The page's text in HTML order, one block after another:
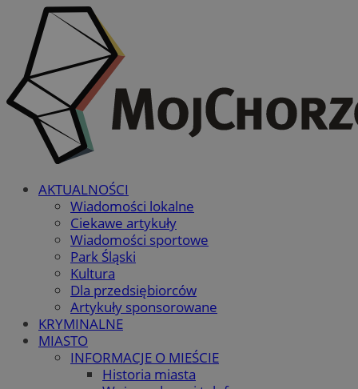
AKTUALNOŚCI
Wiadomości lokalne
Ciekawe artykuły
Wiadomości sportowe
Park Śląski
Kultura
Dla przedsiębiorców
Artykuły sponsorowane
KRYMINALNE
MIASTO
INFORMACJE O MIEŚCIE
Historia miasta